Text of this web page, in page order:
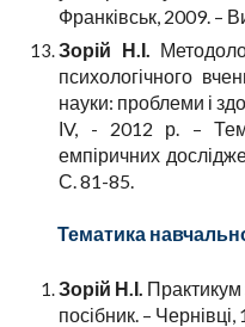
Франківськ, 2009. –
Зорій Н.І.
психологічного
науки: проблеми і
ІV, - 2012 р. –
емпіричних
С. 81-85.
Тематика
Зорій Н.І. Практикум
посібник. –